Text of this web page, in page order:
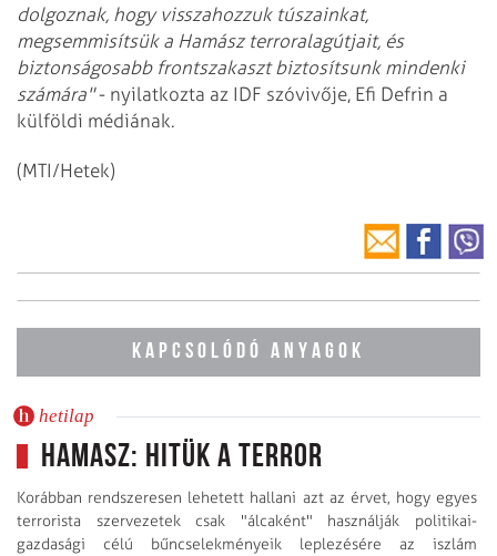
dolgoznak, hogy visszahozzuk túszainkat,
megsemmisítsük a Hamász terroralagútjait, és
biztonságosabb frontszakaszt biztosítsunk mindenki
számára"- nyilatkozta az IDF szóvivője, Efi Defrin a
külföldi médiának.
(MTI/Hetek)
KAPCSOLÓDÓ ANYAGOK
hetilap
Hamasz: hitük a terror
Korábban rendszeresen lehetett hallani azt az érvet, hogy egyes
terrorista szervezetek csak "álcaként" használják politikai-
gazdasági célú bűncselekményeik leplezésére az iszlám